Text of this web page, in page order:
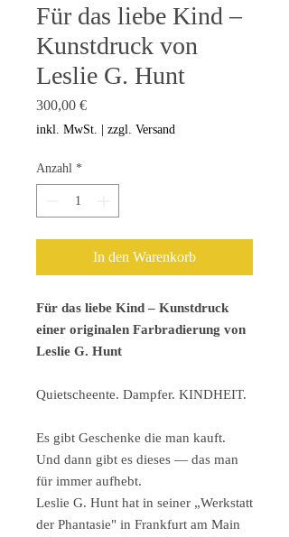
Für das liebe Kind –
Kunstdruck von
Leslie G. Hunt
300,00 €Preis
inkl. MwSt. zzgl. Versand
Anzahl *
In den Warenkorb
Für das liebe Kind – Kunstdruck
einer originalen Farbradierung von
Leslie G. Hunt
Quietscheente. Dampfer. KINDHEIT.
Es gibt Geschenke die man kauft.
Und dann gibt es dieses — das man
für immer aufhebt.
Leslie G. Hunt hat in seiner „Werkstatt
der Phantasie" in Frankfurt am Main